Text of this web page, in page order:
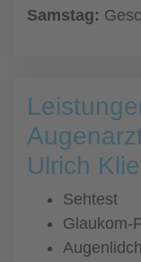
Samstag:
Ulrich
Sehtest
Glaukom-